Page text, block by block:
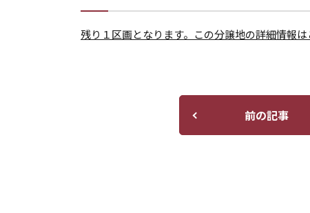
残り１区画となります。この分譲地の詳細情報は
前の記事